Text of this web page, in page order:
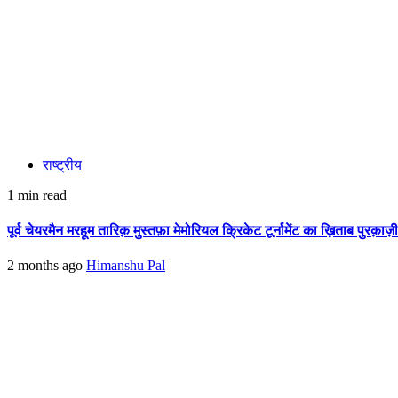
राष्ट्रीय
1 min read
पूर्व चेयरमैन मरहूम तारिक़ मुस्तफ़ा मेमोरियल क्रिकेट टूर्नामेंट का ख़िताब
2 months ago Himanshu Pal